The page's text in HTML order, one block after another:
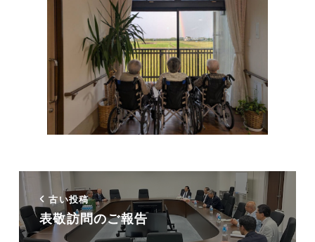
古い投稿
表敬訪問のご報告